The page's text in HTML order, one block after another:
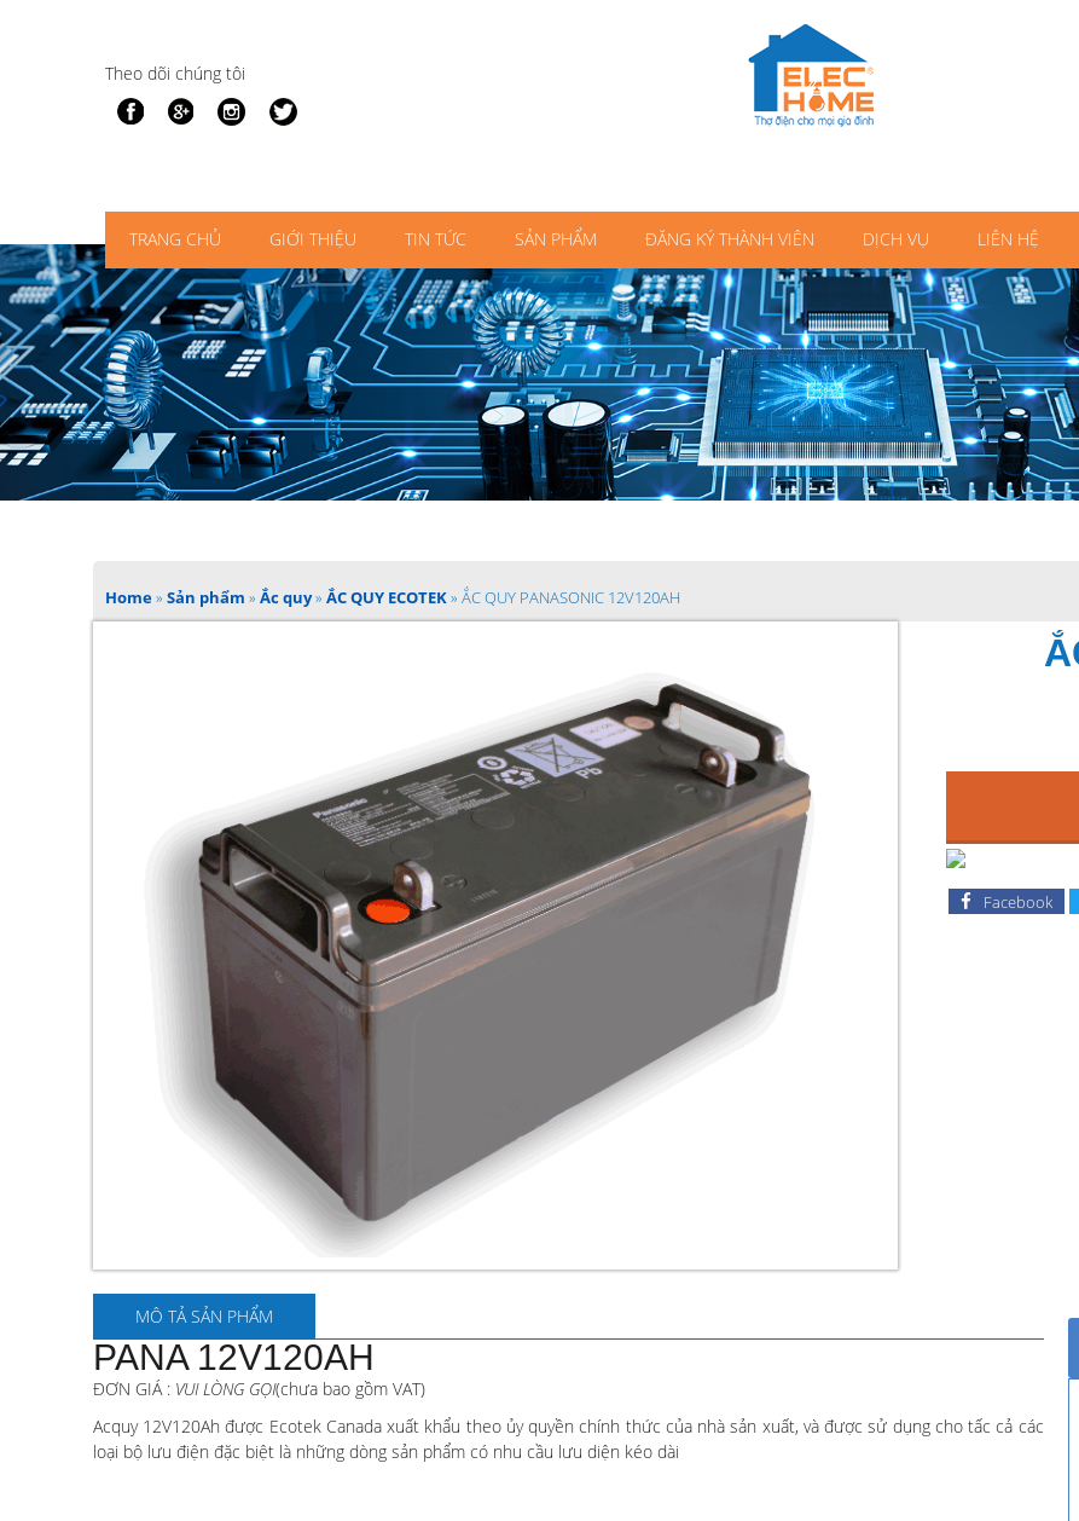
Theo dõi chúng tôi
TRANG CHỦ GIỚI THIỆU TIN TỨC SẢN PHẨM ĐĂNG KÝ THÀNH VIÊN DỊCH VỤ LIÊN HỆ
Home» Sản phẩm » Ắc quy» ẮC QUY ECOTEK» ẮC QUY PANASONIC 12V120AH
Facebook
MÔ TẢ SẢN PHẨM
PANA 12V120AH
ĐƠN GIÁ : VUI LÒNG GỌI(chưa bao gồm VAT)
Acquy 12V120Ah được Ecotek Canada xuất khẩu theo ủy quyền chính thức của nhà sản xuất, và được sử dụng cho tấc cả các
loại bộ lưu điện đặc biệt là những dòng sản phẩm có nhu cầu lưu diện kéo dài